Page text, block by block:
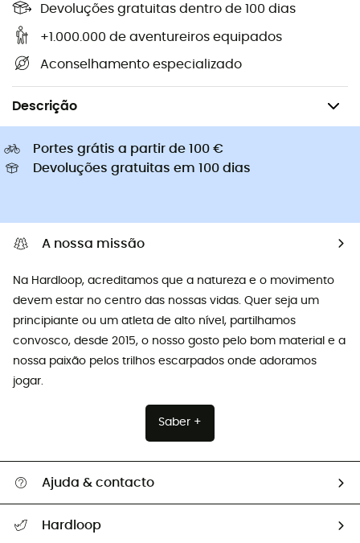
Devoluções gratuitas dentro de 100 dias
+1.000.000 de aventureiros equipados
Aconselhamento especializado
Descrição
Camping & Bivaque Tendas campismo
Portes grátis a partir de 100 €
Devoluções gratuitas em 100 dias
A nossa missão
Na Hardloop, acreditamos que a natureza e o movimento
devem estar no centro das nossas vidas. Quer seja um
principiante ou um atleta de alto nível, partilhamos
convosco, desde 2015, o nosso gosto pelo bom material e a
nossa paixão pelos trilhos escarpados onde adoramos
jogar.
Saber +
Ajuda & contacto
Devoluções e reembolsos
Hardloop